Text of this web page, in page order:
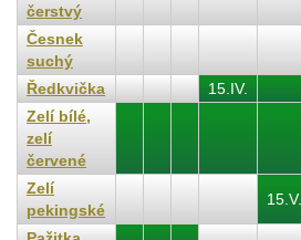
čerstvý
Česnek
suchý
Ředkvička
15.IV.
Zelí bílé,
zelí
červené
Zelí
pekingské
15.V.